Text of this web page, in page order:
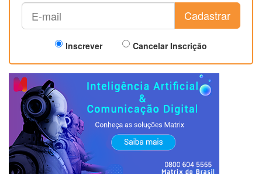
Cadastrar
Inscrever Cancelar Inscrição